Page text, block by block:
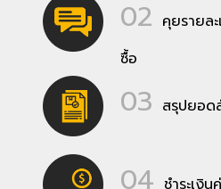
02 คุยรายล
ซื้อ
03 สรุปยอด
04 ชำระเงิ